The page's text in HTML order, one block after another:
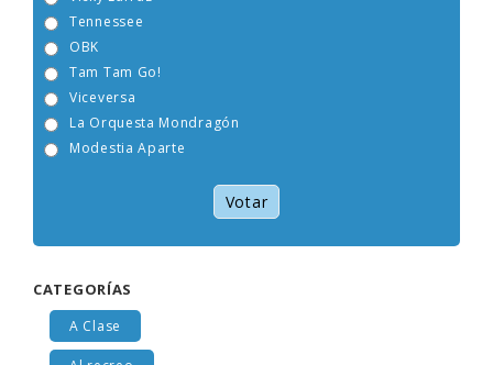
Vicky Larraz
La Orquesta Mondragón
Modestia Aparte
Votar
A Clase